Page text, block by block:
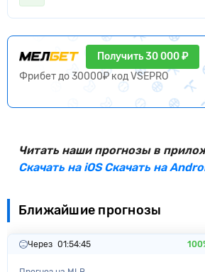
Получить 30 000 ₽
Фрибет до 30000₽ код VSEPRO
Читать наши прогнозы в
Скачать на iOSСкачать на
Ближайшие прогнозы
Через 01:54:44